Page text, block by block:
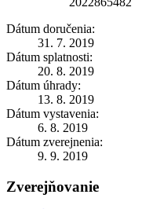
Dátum doručenia:
31. 7. 2019
Dátum splatnosti:
20. 8. 2019
Dátum úhrady:
13. 8. 2019
Dátum vystavenia:
6. 8. 2019
Dátum zverejnenia:
9. 9. 2019
Zverejňovanie